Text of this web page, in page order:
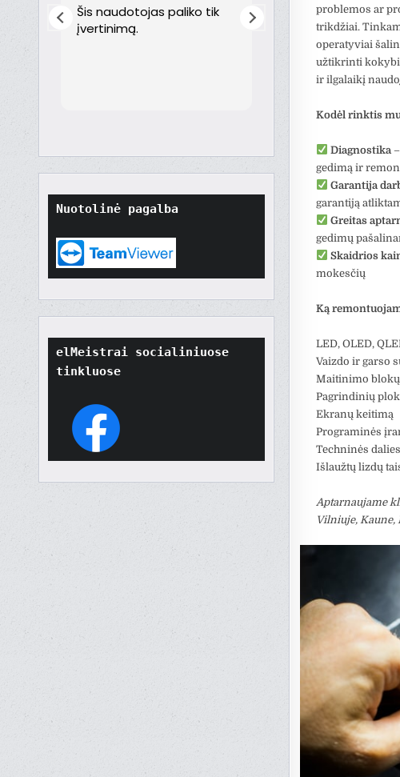
Šis naudotojas paliko tik
įvertinimą.
Puikiai!
Nuotolinė pagalba
elMeistrai socialiniuose
tinkluose
problemos ar
trikdžiai.
operatyviai
užtikrinti
ir ilgalaikį
Kodėl rinktis
Diagnostika–
gedimą ir
Garantija
garantiją
Greitas
gedimų
Skaidrios
mokesčių
Ką
LED, OLED,
Vaizdo ir garso
Maitinimo
Pagrindinių
Ekranų keitimą
Programinės
Techninės
Išlaužtų lizdų
Aptarnaujame
Vilniuje, Kaune,